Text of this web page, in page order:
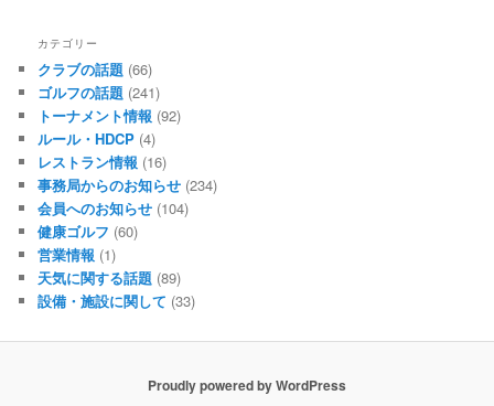
カテゴリー
クラブの話題 (66)
ゴルフの話題 (241)
トーナメント情報 (92)
ルール・HDCP (4)
レストラン情報 (16)
事務局からのお知らせ (234)
会員へのお知らせ (104)
健康ゴルフ (60)
営業情報 (1)
天気に関する話題 (89)
設備・施設に関して (33)
Proudly powered by WordPress